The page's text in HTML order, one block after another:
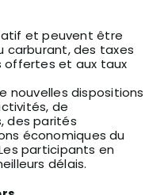
et peuvent être
carburant, des taxes
et aux taux
nouvelles dispositions
de
des parités
économiques du
participants en
délais.